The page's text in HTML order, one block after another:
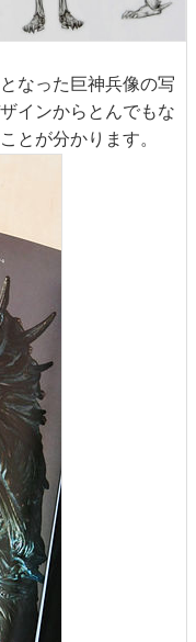
なった巨神兵像の写
インからとんでもな
とが分かります。